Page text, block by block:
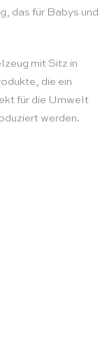
das für Babys und
mit Sitz in
die ein
für die Umwelt
werden.